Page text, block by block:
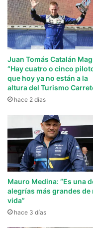
Juan Tomás Catalán
“Hay cuatro o cinco
que hoy ya no están a la
altura del Turismo
hace 2 días
Mauro Medina: “Es una
alegrías más grandes de
vida”
hace 3 días